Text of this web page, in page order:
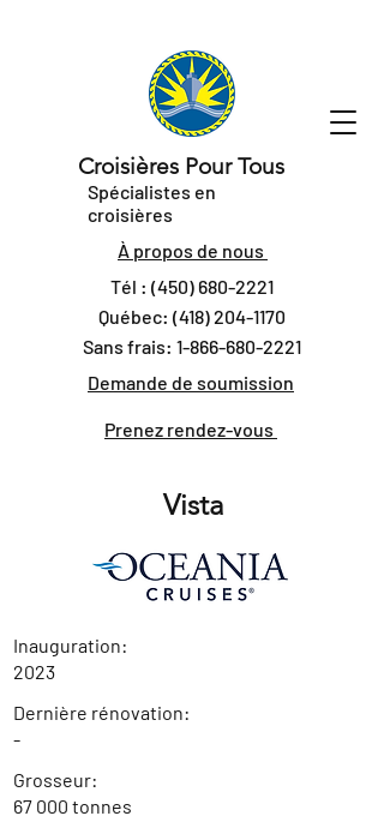
Croisières Pour Tous
Spécialistes en
croisières
À propos de nous
Tél : (450) 680-2221
Québec: (418) 204-1170
Sans frais: 1-866-680-2221
Demande de soumission
Prenez rendez-vous
Vista
Inauguration:
2023
Dernière rénovation:
-
Grosseur:
67 000 tonnes